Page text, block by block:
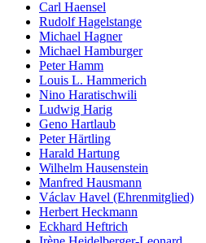
Carl Haensel
Rudolf Hagelstange
Michael Hagner
Michael Hamburger
Peter Hamm
Louis L. Hammerich
Nino Haratischwili
Ludwig Harig
Geno Hartlaub
Peter Härtling
Harald Hartung
Wilhelm Hausenstein
Manfred Hausmann
Václav Havel (Ehrenmitglied)
Herbert Heckmann
Eckhard Heftrich